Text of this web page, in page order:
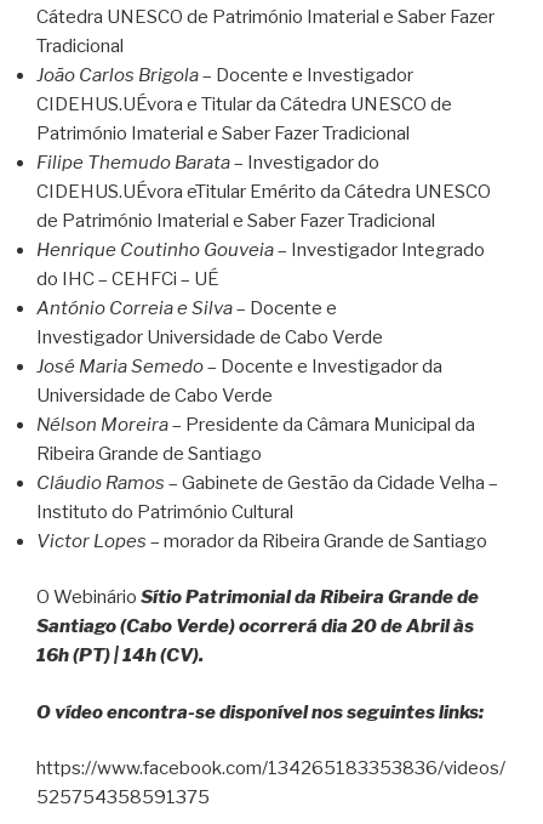
Cátedra UNESCO de Património Imaterial e Saber Fazer
Tradicional
João Carlos Brigola– Docente e Investigador
CIDEHUS.UÉvora e Titular da Cátedra UNESCO de
Património Imaterial e Saber Fazer Tradicional
Filipe Themudo Barata– Investigador do
CIDEHUS.UÉvora eTitular Emérito da Cátedra UNESCO
de Património Imaterial e Saber Fazer Tradicional
Henrique Coutinho Gouveia– Investigador Integrado
do IHC – CEHFCi – UÉ
António Correia e Silva– Docente e
Investigador Universidade de Cabo Verde
José Maria Semedo– Docente e Investigador da
Universidade de Cabo Verde
Nélson Moreira– Presidente da Câmara Municipal da
Ribeira Grande de Santiago
Cláudio Ramos – Gabinete de Gestão da Cidade Velha –
Instituto do Património Cultural
Victor Lopes – morador da Ribeira Grande de Santiago
O Webinário Sítio Patrimonial da Ribeira Grande de
Santiago (Cabo Verde) ocorrerá dia 20 de Abril às
16h (PT) | 14h (CV).
O vídeo encontra-se disponível nos seguintes links:
https://www.facebook.com/134265183353836/videos/
525754358591375